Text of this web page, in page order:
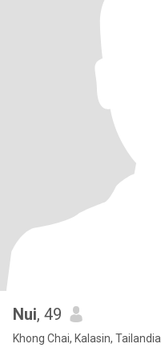
Nui, 49
Khong Chai, Kalasin, Tailandia